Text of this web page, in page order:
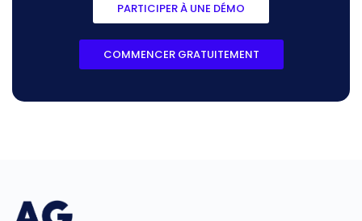
PARTICIPER À UNE DÉMO
COMMENCER GRATUITEMENT